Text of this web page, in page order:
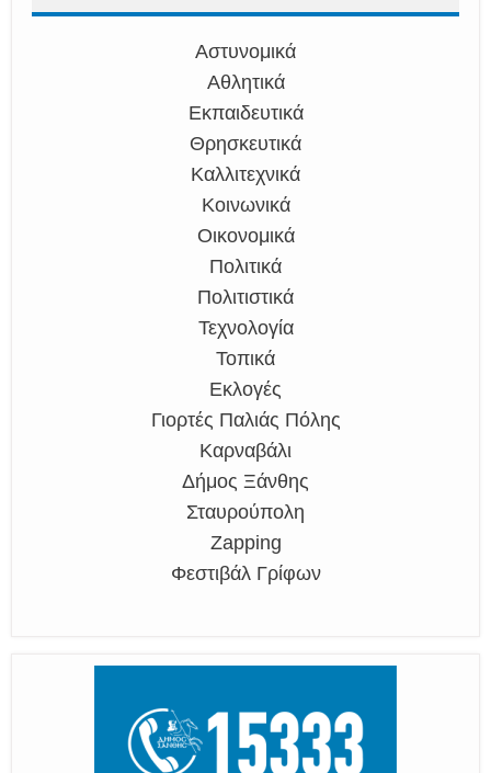
Αστυνομικά
Αθλητικά
Εκπαιδευτικά
Θρησκευτικά
Καλλιτεχνικά
Κοινωνικά
Οικονομικά
Πολιτικά
Πολιτιστικά
Τεχνολογία
Τοπικά
Εκλογές
Γιορτές Παλιάς Πόλης
Καρναβάλι
Δήμος Ξάνθης
Σταυρούπολη
Zapping
Φεστιβάλ Γρίφων